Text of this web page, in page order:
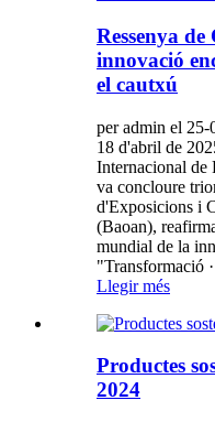
Ressenya
innovació
el cautxú
per admin el 25-
18 d'abril de
Internacional
va concloure
d'Exposicions i
(Baoan),
mundial de la
"Transformació
Llegir més
Productes
2024